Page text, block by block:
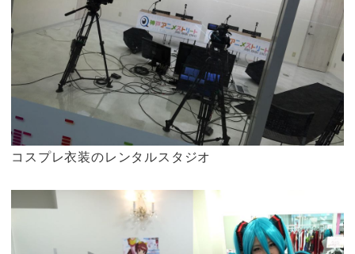
コスプレ衣装のレンタルスタジオ